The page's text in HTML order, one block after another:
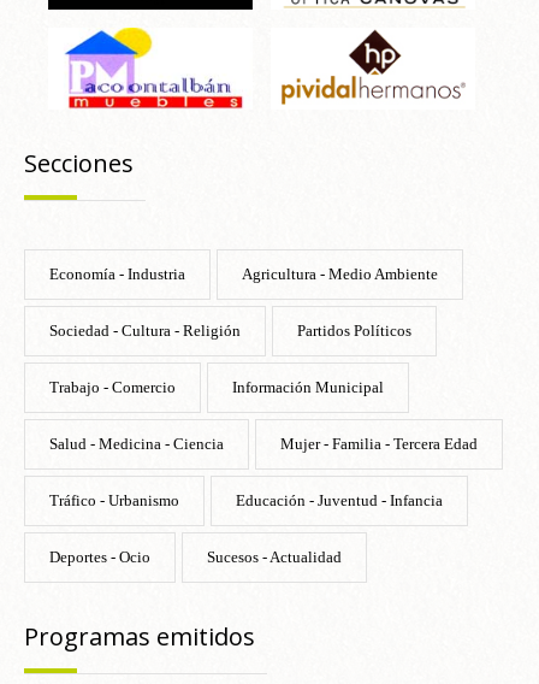
Secciones
Economía - Industria Agricultura - Medio Ambiente
Sociedad - Cultura - Religión Partidos Políticos
Trabajo - Comercio Información Municipal
Salud - Medicina - Ciencia Mujer - Familia - Tercera Edad
Tráfico - Urbanismo Educación - Juventud - Infancia
Deportes - Ocio Sucesos - Actualidad
Programas emitidos